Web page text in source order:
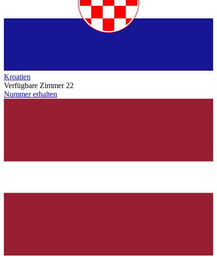
Kroatien
Verfügbare Zimmer 22
Nummer erhalten